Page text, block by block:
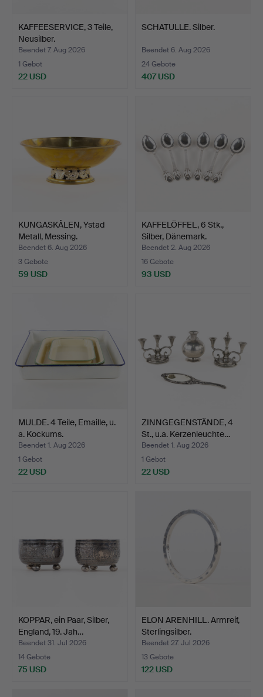
KAFFEESERVICE, 3 Teile,
Neusilber.
Beendet 7. Aug 2026
1 Gebot
22 USD
SCHATULLE. Silber.
Beendet 6. Aug 2026
24 Gebote
407 USD
KUNGASKÅLEN, Ystad
Metall, Messing.
Beendet 6. Aug 2026
3 Gebote
59 USD
KAFFELÖFFEL, 6 Stk.,
Silber, Dänemark.
Beendet 2. Aug 2026
16 Gebote
93 USD
MULDE. 4 Teile, Emaille, u.
a. Kockums.
Beendet 1. Aug 2026
1 Gebot
22 USD
ZINNGEGENSTÄNDE, 4
St., u.a. Kerzenleuchte…
Beendet 1. Aug 2026
1 Gebot
22 USD
KOPPAR, ein Paar, Silber,
England, 19. Jah…
Beendet 31. Jul 2026
14 Gebote
75 USD
ELON ARENHILL. Armreif,
Sterlingsilber.
Beendet 27. Jul 2026
13 Gebote
122 USD